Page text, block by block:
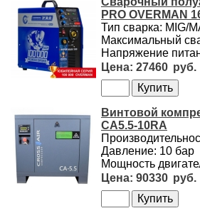
PRO OVERMAN
Тип сварка: MIG/
Максимальный
Напряжение
27460
Винтовой
CA5.5-10RA
Давление: 10 бар
Мощность
90330